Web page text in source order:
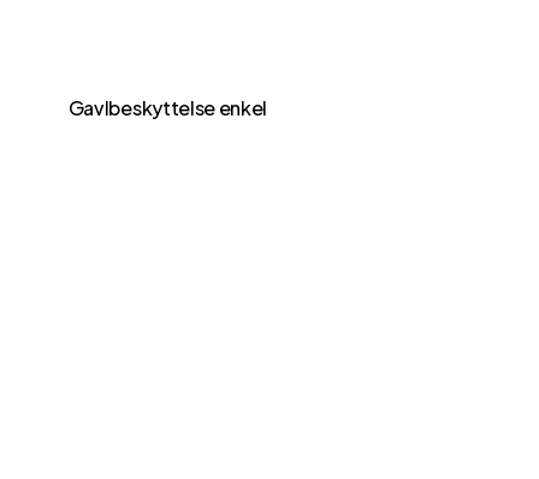
Gavlbeskyttelse enkel